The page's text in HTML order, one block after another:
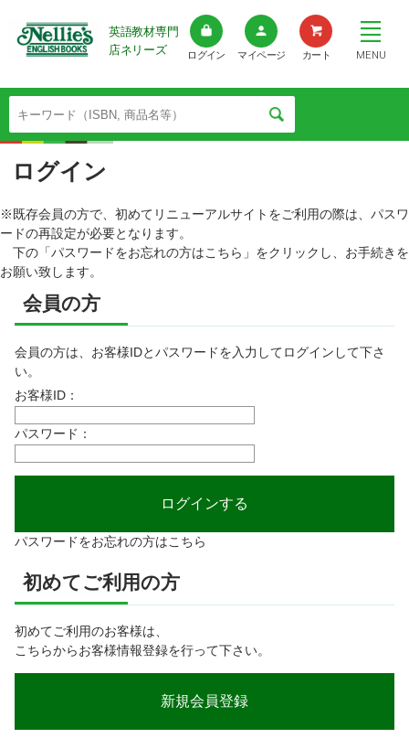
英語教材専門
店ネリーズ
ログイン マイページ カート MENU
ログイン
※既存会員の方で、初めてリニューアルサイトをご利用の際は、パスワ
ードの再設定が必要となります。
下の「パスワードをお忘れの方はこちら」をクリックし、お手続きを
お願い致します。
会員の方
会員の方は、お客様IDとパスワードを入力してログインして下さ
い。
お客様ID：
パスワード：
パスワードをお忘れの方はこちら
初めてご利用の方
初めてご利用のお客様は、
こちらからお客様情報登録を行って下さい。